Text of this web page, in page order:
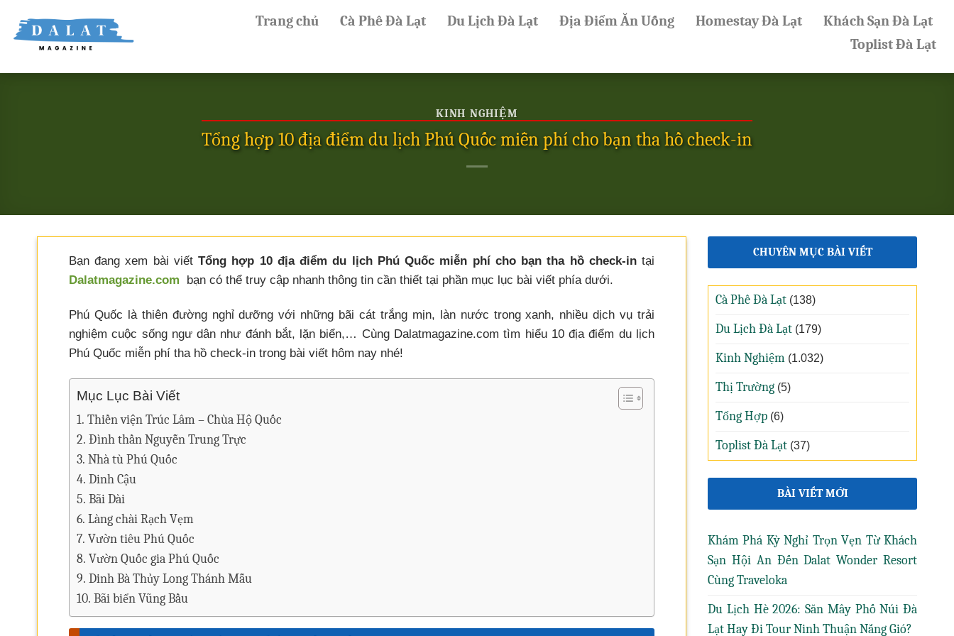
content
Trang chủ Cà Phê Đà Lạt Du Lịch Đà Lạt Địa Điểm Ăn Uống Homestay Đà Lạt
Khách Sạn Đà Lạt
Toplist Đà Lạt
KINH NGHIỆM
Tổng hợp 10 địa điểm du lịch Phú Quốc miễn phí cho bạn tha hồ check-in
Bạn đang xem bài viếtTổng hợp 10 địa điểm du lịch Phú Quốc miễn phí cho bạn tha hồ check-intại
Dalatmagazine.com
bạn có thể truy cập nhanh thông tin cần thiết tại phần mục lục bài viết phía dưới.
Phú Quốc là thiên đường nghỉ dưỡng với những bãi cát trắng mịn, làn nước trong xanh, nhiều dịch vụ trải
nghiệm cuộc sống ngư dân như đánh bắt, lặn biển,… Cùng Dalatmagazine.com tìm hiểu 10 địa điểm du lịch
Phú Quốc miễn phí tha hồ check-in trong bài viết hôm nay nhé!
Mục Lục Bài Viết
Thiền viện Trúc Lâm – Chùa Hộ Quốc
Đình thần Nguyễn Trung Trực
Nhà tù Phú Quốc
Dinh Cậu
Bãi Dài
Làng chài Rạch Vẹm
Vườn tiêu Phú Quốc
Vườn Quốc gia Phú Quốc
Dinh Bà Thủy Long Thánh Mẫu
Bãi biển Vũng Bầu
CHUYÊN MỤC BÀI VIẾT
Cà Phê Đà Lạt (138)
Du Lịch Đà Lạt (179)
Kinh Nghiệm (1.032)
Thị Trường (5)
Tổng Hợp (6)
Toplist Đà Lạt (37)
BÀI VIẾT MỚI
Khám Phá Kỳ Nghỉ Trọn Vẹn Từ Khách
Sạn Hội An Đến Dalat Wonder Resort
Cùng Traveloka
Du Lịch Hè 2026: Săn Mây Phố Núi Đà
Lạt Hay Đi Tour Ninh Thuận Nắng Gió?